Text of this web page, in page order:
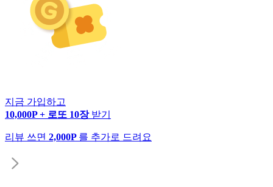
지금 가입하고
10,000P + 로또 10장 받기
리뷰 쓰면 2,000P 를 추가로 드려요